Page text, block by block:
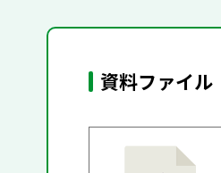
資料ファイル